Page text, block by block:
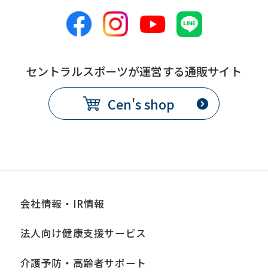
セントラルスポーツが運営する通販サイト
Cen's shop
会社情報・IR情報
法人向け健康支援サービス
介護予防・高齢者サポート